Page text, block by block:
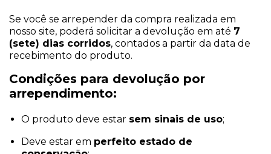
Se você se arrepender da compra realizada em
nosso site, poderá solicitar a devolução em até 7
(sete) dias corridos, contados a partir da data de
recebimento do produto.
Condições para devolução por
arrependimento:
O produto deve estar sem sinais de uso;
Deve estar em perfeito estado de